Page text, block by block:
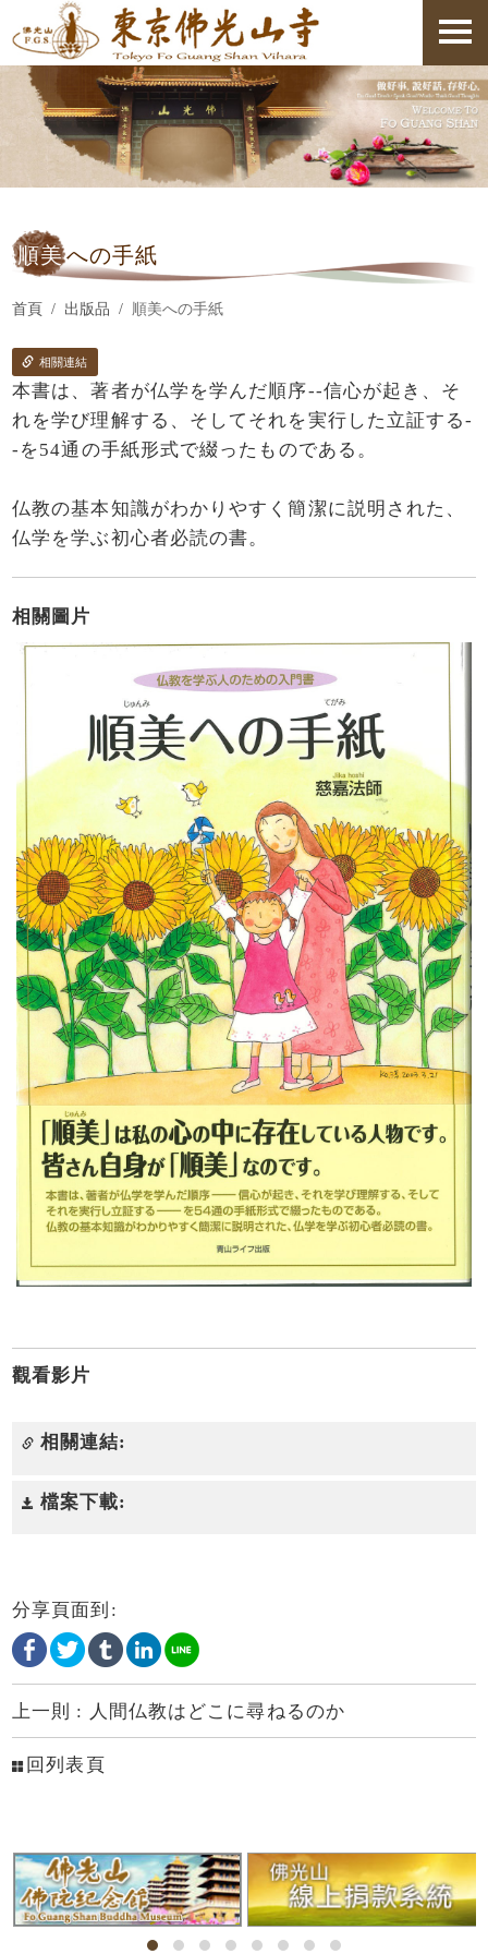
順美への手紙
首頁 出版品 順美への手紙
相關連結
本書は、著者が仏学を学んだ順序--信心が起き、そ
れを学び理解する、そしてそれを実行した立証する-
-を54通の手紙形式で綴ったものである。
仏教の基本知識がわかりやすく簡潔に説明された、
仏学を学ぶ初心者必読の書。
相關圖片
觀看影片
相關連結:
檔案下載:
分享頁面到:
上一則 : 人間仏教はどこに尋ねるのか
回列表頁